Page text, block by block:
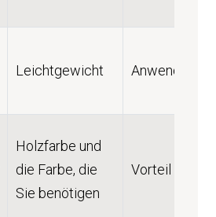
Leichtgewicht Anwendung
Holzfarbe und
die Farbe, die
Sie benötigen
Vorteil